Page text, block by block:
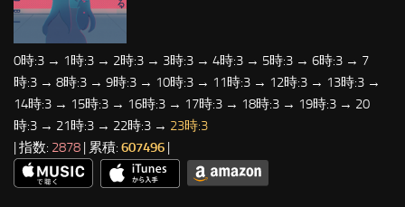
0時:3 → 1時:3 → 2時:3 → 3時:3 → 4時:3 → 5時:3 → 6時:3 → 7
時:3 → 8時:3 → 9時:3 → 10時:3 → 11時:3 → 12時:3 → 13時:3 →
14時:3 → 15時:3 → 16時:3 → 17時:3 → 18時:3 → 19時:3 → 20
時:3 → 21時:3 → 22時:3 → 23時:3
| 指数: 2878 | 累積: 607496